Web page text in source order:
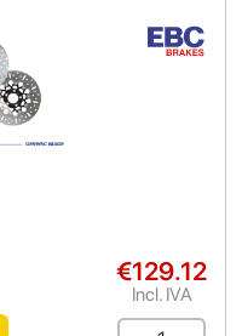
€129.12
Incl. IVA